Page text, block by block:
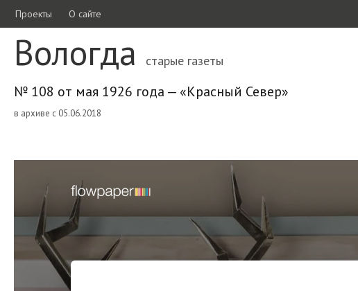
Проекты О сайте
Вологда старые газеты
№ 108 от мая 1926 года — «Красный Север»
в архиве с 05.06.2018